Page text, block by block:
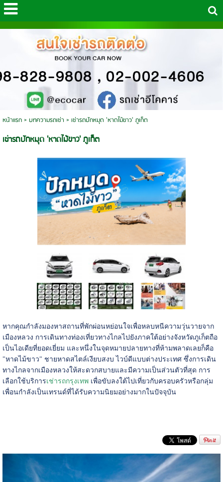
หน้าแรก> บทความรถเช่า > เช่ารถปักหมุด 'หาดไม้ขาว' ภูเก็ต
เช่ารถปักหมุด 'หาดไม้ขาว' ภูเก็ต
หากคุณกำลังมองหาสถานที่พักผ่อนหย่อนใจเพื่อหลบหนีความวุ่นวายจาก
เมืองหลวง การเดินทางท่องเที่ยวทางไกลไปยังภาคใต้อย่างจังหวัดภูเก็ตถือ
เป็นไอเดียที่ยอดเยี่ยม และหนึ่งในจุดหมายปลายทางที่ห้ามพลาดเลยก็คือ
"หาดไม้ขาว" ชายหาดสไตล์เงียบสงบ ไวบ์ดีแบบต่างประเทศ ซึ่งการเดิน
ทางไกลจากเมืองหลวงให้สะดวกสบายและมีความเป็นส่วนตัวที่สุด การ
เลือกใช้บริการเช่ารถกรุงเทพเพื่อขับลงใต้ไปเที่ยวกับครอบครัวหรือกลุ่ม
เพื่อนกำลังเป็นเทรนด์ที่ได้รับความนิยมอย่างมากในปัจจุบัน